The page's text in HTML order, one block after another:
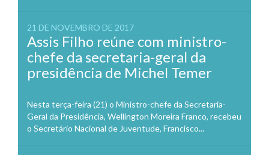
21 DE NOVEMBRO DE 2017
Assis Filho reúne com ministro-
chefe da secretaria-geral da
presidência de Michel Temer
Nesta terça-feira (21) o Ministro-chefe da Secretaria-
Geral da Presidência, Wellington Moreira Franco, recebeu
o Secretário Nacional de Juventude, Francisco...